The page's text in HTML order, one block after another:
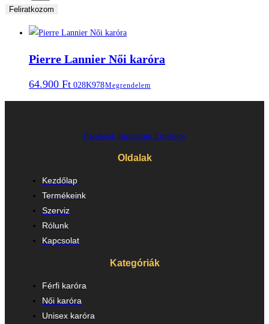
Feliratkozom
Pierre Lannier Női karóra
64.900 Ft 028K978Megrendelem
Facebook Instagram Envelope
Oldalak
Kezdőlap
Termékeink
Szerviz
Rólunk
Kapcsolat
Kategóriák
Férfi karóra
Női karóra
Unisex karóra